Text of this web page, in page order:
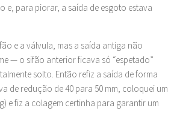
e, para piorar, a saída de esgoto estava
e a válvula, mas a saída antiga não
— o sifão anterior ficava só “espetado”
solto. Então refiz a saída de forma
de redução de 40 para 50 mm, coloquei um
e fiz a colagem certinha para garantir um